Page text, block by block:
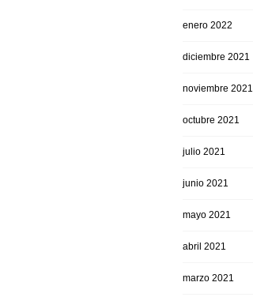
enero 2022
diciembre 2021
noviembre 2021
octubre 2021
julio 2021
junio 2021
mayo 2021
abril 2021
marzo 2021